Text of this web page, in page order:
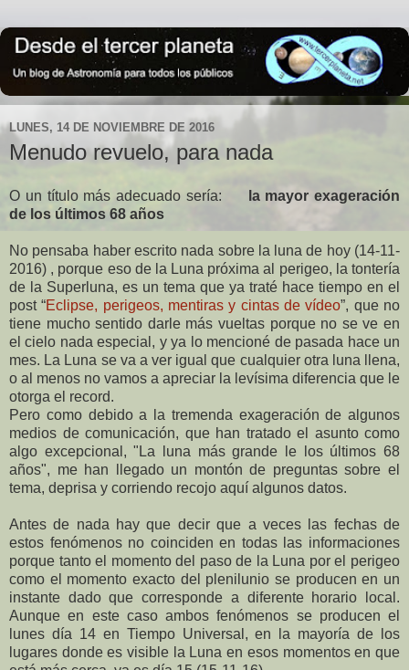
LUNES, 14 DE NOVIEMBRE DE 2016
Menudo revuelo, para nada
O un título más adecuado sería:
la mayor exageración
de los últimos 68 años
No pensaba haber escrito nada sobre la luna de hoy (14-11-
2016) , porque eso de la Luna próxima al perigeo, la tontería
de la Superluna, es un tema que ya traté hace tiempo en el
post “Eclipse, perigeos, mentiras y cintas de vídeo”, que no
tiene mucho sentido darle más vueltas porque no se ve en
el cielo nada especial, y ya lo mencioné de pasada hace un
mes. La Luna se va a ver igual que cualquier otra luna llena,
o al menos no vamos a apreciar la levísima diferencia que le
otorga el record.
Pero como debido a la tremenda exageración de algunos
medios de comunicación, que han tratado el asunto como
algo excepcional, "La luna más grande le los últimos 68
años", me han llegado un montón de preguntas sobre el
tema, deprisa y corriendo recojo aquí algunos datos.
Antes de nada hay que decir que a veces las fechas de
estos fenómenos no coinciden en todas las informaciones
porque tanto el momento del paso de la Luna por el perigeo
como el momento exacto del plenilunio se producen en un
instante dado que corresponde a diferente horario local.
Aunque en este caso ambos fenómenos se producen el
lunes día 14 en Tiempo Universal, en la mayoría de los
lugares donde es visible la Luna en esos momentos en que